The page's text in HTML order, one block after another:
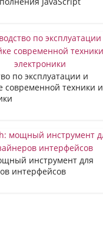
по эксплуатации и
современной техники и
инструмент для
интерфейсов